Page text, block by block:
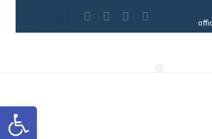
פתח סרגל נגישות